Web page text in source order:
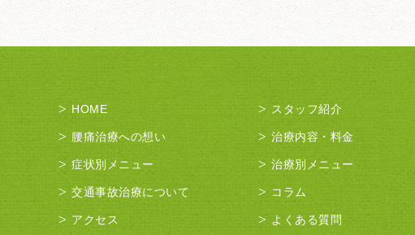
HOME スタッフ紹介
腰痛治療への想い 治療内容・料金
症状別メニュー 治療別メニュー
交通事故治療について コラム
アクセス よくある質問